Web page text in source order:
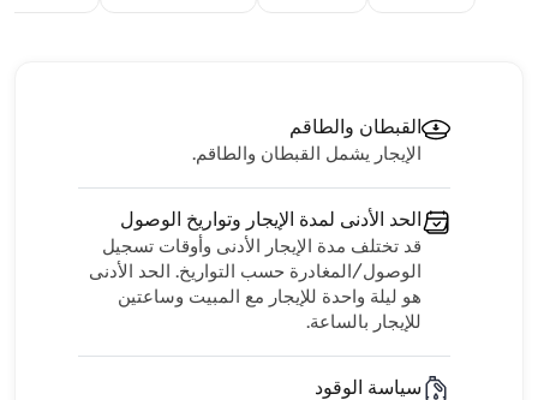
القبطان والطاقم
الإيجار يشمل القبطان والطاقم.
الحد الأدنى لمدة الإيجار وتواريخ الوصول
قد تختلف مدة الإيجار الأدنى وأوقات تسجيل
الوصول/المغادرة حسب التواريخ. الحد الأدنى
هو ليلة واحدة للإيجار مع المبيت وساعتين
للإيجار بالساعة.
سياسة الوقود